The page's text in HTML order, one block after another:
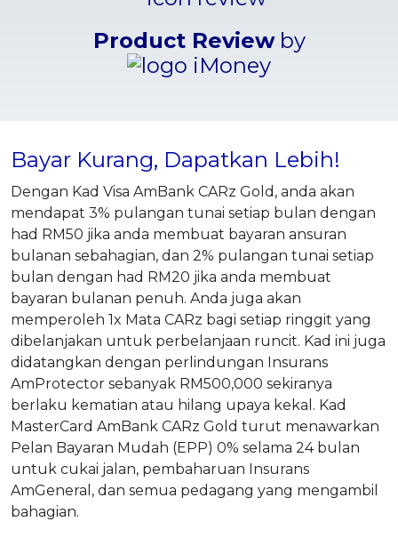
Product Reviewby
Bayar Kurang, Dapatkan Lebih!
Dengan Kad Visa AmBank CARz Gold, anda akan
mendapat 3% pulangan tunai setiap bulan dengan
had RM50 jika anda membuat bayaran ansuran
bulanan sebahagian, dan 2% pulangan tunai setiap
bulan dengan had RM20 jika anda membuat
bayaran bulanan penuh. Anda juga akan
memperoleh 1x Mata CARz bagi setiap ringgit yang
dibelanjakan untuk perbelanjaan runcit. Kad ini juga
didatangkan dengan perlindungan Insurans
AmProtector sebanyak RM500,000 sekiranya
berlaku kematian atau hilang upaya kekal. Kad
MasterCard AmBank CARz Gold turut menawarkan
Pelan Bayaran Mudah (EPP) 0% selama 24 bulan
untuk cukai jalan, pembaharuan Insurans
AmGeneral, dan semua pedagang yang mengambil
bahagian.